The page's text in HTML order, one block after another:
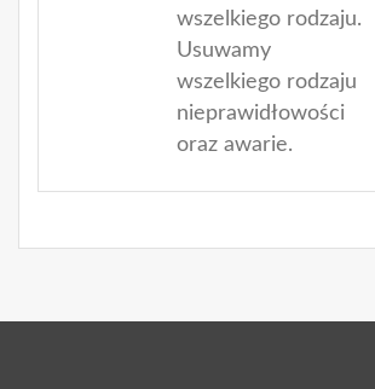
wszelkiego rodzaju.
Usuwamy
wszelkiego rodzaju
nieprawidłowości
oraz awarie.